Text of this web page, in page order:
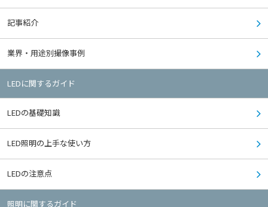
記事紹介
業界・用途別撮像事例
LEDに関するガイド
LEDの基礎知識
LED照明の上手な使い方
LEDの注意点
照明に関するガイド